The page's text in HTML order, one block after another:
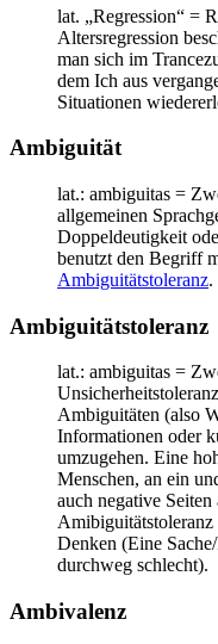
lat. „Regression“ =
Altersregression
man sich im
dem Ich aus
Situationen
Ambiguität
lat.: ambiguitas =
allgemeinen
Doppeldeutigkeit
benutzt den Begriff
Ambiguitätstoleranz.
Ambiguitätstoleranz
lat.: ambiguitas =
Ambiguitäten (also
Informationen oder
umzugehen. Eine
Menschen, an ein
auch negative
Denken (Eine
durchweg schlecht).
Ambivalenz